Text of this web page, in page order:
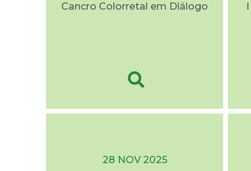
Cancro Colorretal em Diálogo
28 NOV 2025